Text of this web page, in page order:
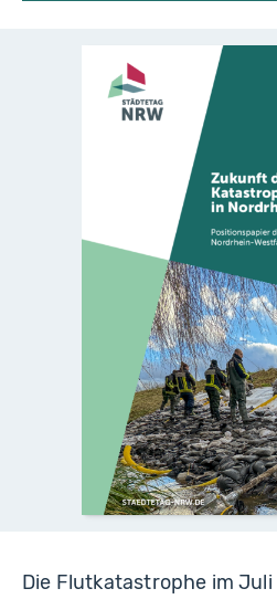
Die Flutkatastrophe im